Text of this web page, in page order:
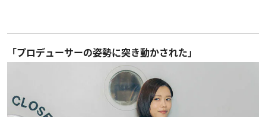
「プロデューサーの姿勢に突き動かされた」